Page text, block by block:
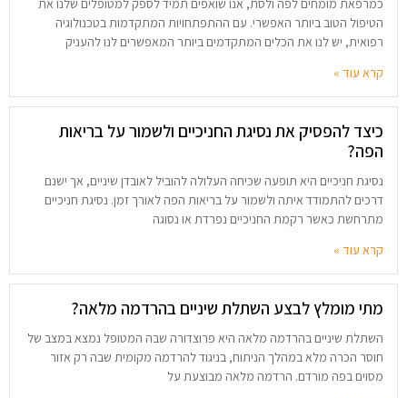
כמרפאת מומחים לפה ולסת, אנו שואפים תמיד לספק למטופלים שלנו את
הטיפול הטוב ביותר האפשרי. עם ההתפתחויות המתקדמות בטכנולוגיה
רפואית, יש לנו את הכלים המתקדמים ביותר המאפשרים לנו להעניק
קרא עוד »
כיצד להפסיק את נסיגת החניכיים ולשמור על בריאות
הפה?
נסיגת חניכיים היא תופעה שכיחה העלולה להוביל לאובדן שיניים, אך ישנם
דרכים להתמודד איתה ולשמור על בריאות הפה לאורך זמן. נסיגת חניכיים
מתרחשת כאשר רקמת החניכיים נפרדת או נסוגה
קרא עוד »
מתי מומלץ לבצע השתלת שיניים בהרדמה מלאה?
השתלת שיניים בהרדמה מלאה היא פרוצדורה שבה המטופל נמצא במצב של
חוסר הכרה מלא במהלך הניתוח, בניגוד להרדמה מקומית שבה רק אזור
מסוים בפה מורדם. הרדמה מלאה מבוצעת על